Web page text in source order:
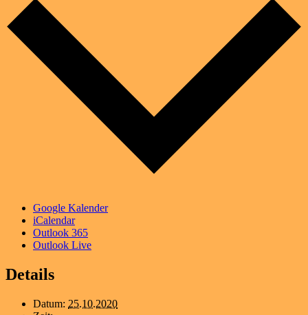
Google Kalender
iCalendar
Outlook 365
Outlook Live
Details
Datum: 25.10.2020